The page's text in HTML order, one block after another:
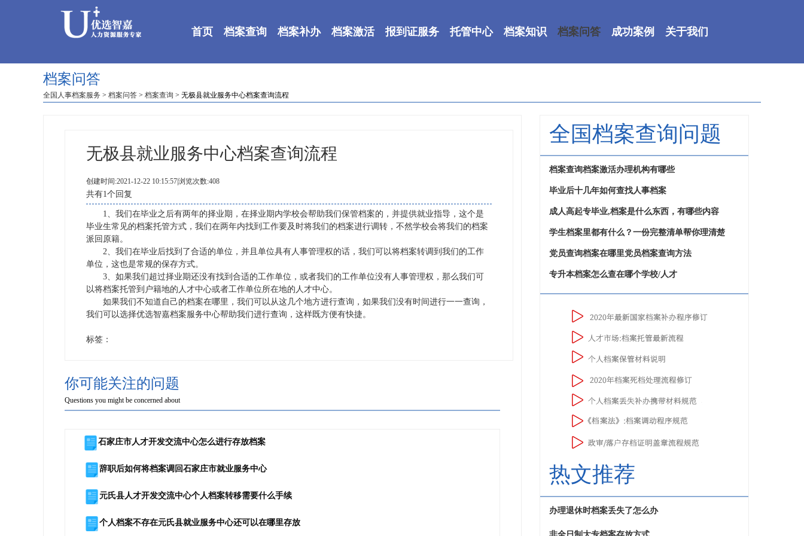
首页 档案查询 档案补办 档案激活 报到证服务 托管中心 档案知识 档案问答 成功案例 关于我们
档案问答
全国人事档案服务 > 档案问答 > 档案查询 > 无极县就业服务中心档案查询流程
无极县就业服务中心档案查询流程
创建时间:2021-12-22 10:15:57|浏览次数:408
共有1个回复
1、我们在毕业之后有两年的择业期，在择业期内学校会帮助我们保管档案的，并提供就业指导，这个是
毕业生常见的档案托管方式，我们在两年内找到工作要及时将我们的档案进行调转，不然学校会将我们的档案
派回原籍。
2、我们在毕业后找到了合适的单位，并且单位具有人事管理权的话，我们可以将档案转调到我们的工作
单位，这也是常规的保存方式。
3、如果我们超过择业期还没有找到合适的工作单位，或者我们的工作单位没有人事管理权，那么我们可
以将档案托管到户籍地的人才中心或者工作单位所在地的人才中心。
如果我们不知道自己的档案在哪里，我们可以从这几个地方进行查询，如果我们没有时间进行一一查询，
我们可以选择优选智嘉档案服务中心帮助我们进行查询，这样既方便有快捷。
标签：
你可能关注的问题
Questions you might be concerned about
石家庄市人才开发交流中心怎么进行存放档案
辞职后如何将档案调回石家庄市就业服务中心
元氏县人才开发交流中心个人档案转移需要什么手续
个人档案不存在元氏县就业服务中心还可以在哪里存放
全国档案查询问题
档案查询档案激活办理机构有哪些
毕业后十几年如何查找人事档案
成人高起专毕业,档案是什么东西，有哪些内容
学生档案里都有什么？一份完整清单帮你理清楚
党员查询档案在哪里党员档案查询方法
专升本档案怎么查在哪个学校/人才
热文推荐
办理退休时档案丢失了怎么办